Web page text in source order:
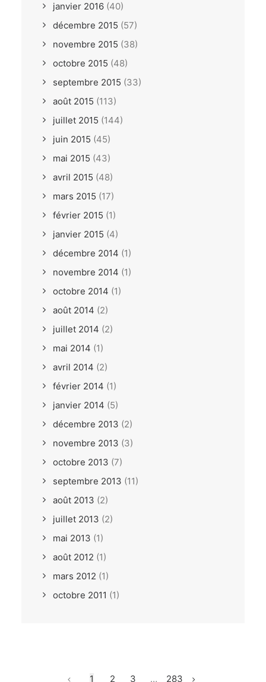
janvier 2016 (40)
décembre 2015 (57)
novembre 2015 (38)
octobre 2015 (48)
septembre 2015 (33)
août 2015 (113)
juillet 2015 (144)
juin 2015 (45)
mai 2015 (43)
avril 2015 (48)
mars 2015 (17)
février 2015 (1)
janvier 2015 (4)
décembre 2014 (1)
novembre 2014 (1)
octobre 2014 (1)
août 2014 (2)
juillet 2014 (2)
mai 2014 (1)
avril 2014 (2)
février 2014 (1)
janvier 2014 (5)
décembre 2013 (2)
novembre 2013 (3)
octobre 2013 (7)
septembre 2013 (11)
août 2013 (2)
juillet 2013 (2)
mai 2013 (1)
août 2012 (1)
mars 2012 (1)
octobre 2011 (1)
1 2 3 … 283